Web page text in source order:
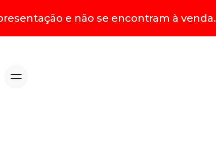
e não se encontram à venda.